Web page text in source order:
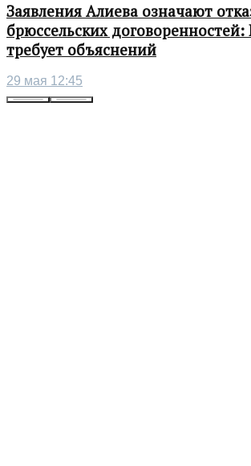
Заявления Алиева означают
брюссельских
требует объяснений
29 мая 12:45